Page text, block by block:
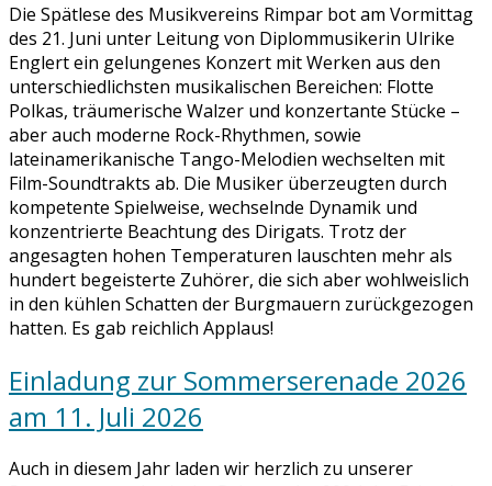
Die Spätlese des Musikvereins Rimpar bot am Vormittag
des 21. Juni unter Leitung von Diplommusikerin Ulrike
Englert ein gelungenes Konzert mit Werken aus den
unterschiedlichsten musikalischen Bereichen: Flotte
Polkas, träumerische Walzer und konzertante Stücke –
aber auch moderne Rock-Rhythmen, sowie
lateinamerikanische Tango-Melodien wechselten mit
Film-Soundtrakts ab. Die Musiker überzeugten durch
kompetente Spielweise, wechselnde Dynamik und
konzentrierte Beachtung des Dirigats. Trotz der
angesagten hohen Temperaturen lauschten mehr als
hundert begeisterte Zuhörer, die sich aber wohlweislich
in den kühlen Schatten der Burgmauern zurückgezogen
hatten. Es gab reichlich Applaus!
Einladung zur Sommerserenade 2026
am 11. Juli 2026
Auch in diesem Jahr laden wir herzlich zu unserer